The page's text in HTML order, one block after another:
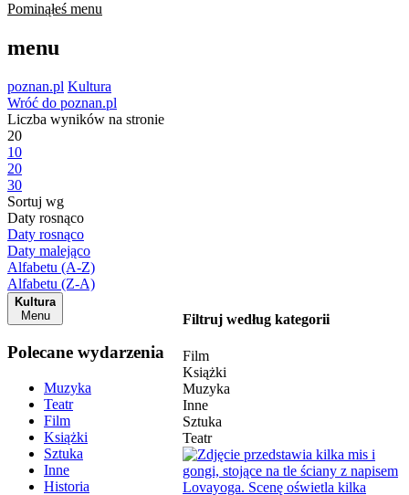
Pominąłeś menu
menu
poznan.pl Kultura
Wróć do poznan.pl
Liczba wyników na stronie
20
10
20
30
Sortuj wg
Daty rosnąco
Daty rosnąco
Daty malejąco
Alfabetu (A-Z)
Alfabetu (Z-A)
Kultura
Menu
Polecane wydarzenia
Muzyka
Teatr
Film
Książki
Sztuka
Inne
Historia
Filtruj według kategorii
Film
Książki
Muzyka
Inne
Sztuka
Teatr